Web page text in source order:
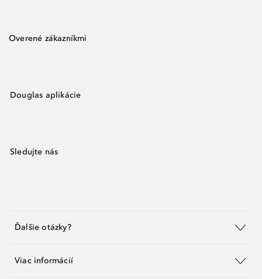
Overené zákazníkmi
Douglas aplikácie
Sledujte nás
Ďalšie otázky?
Viac informácií